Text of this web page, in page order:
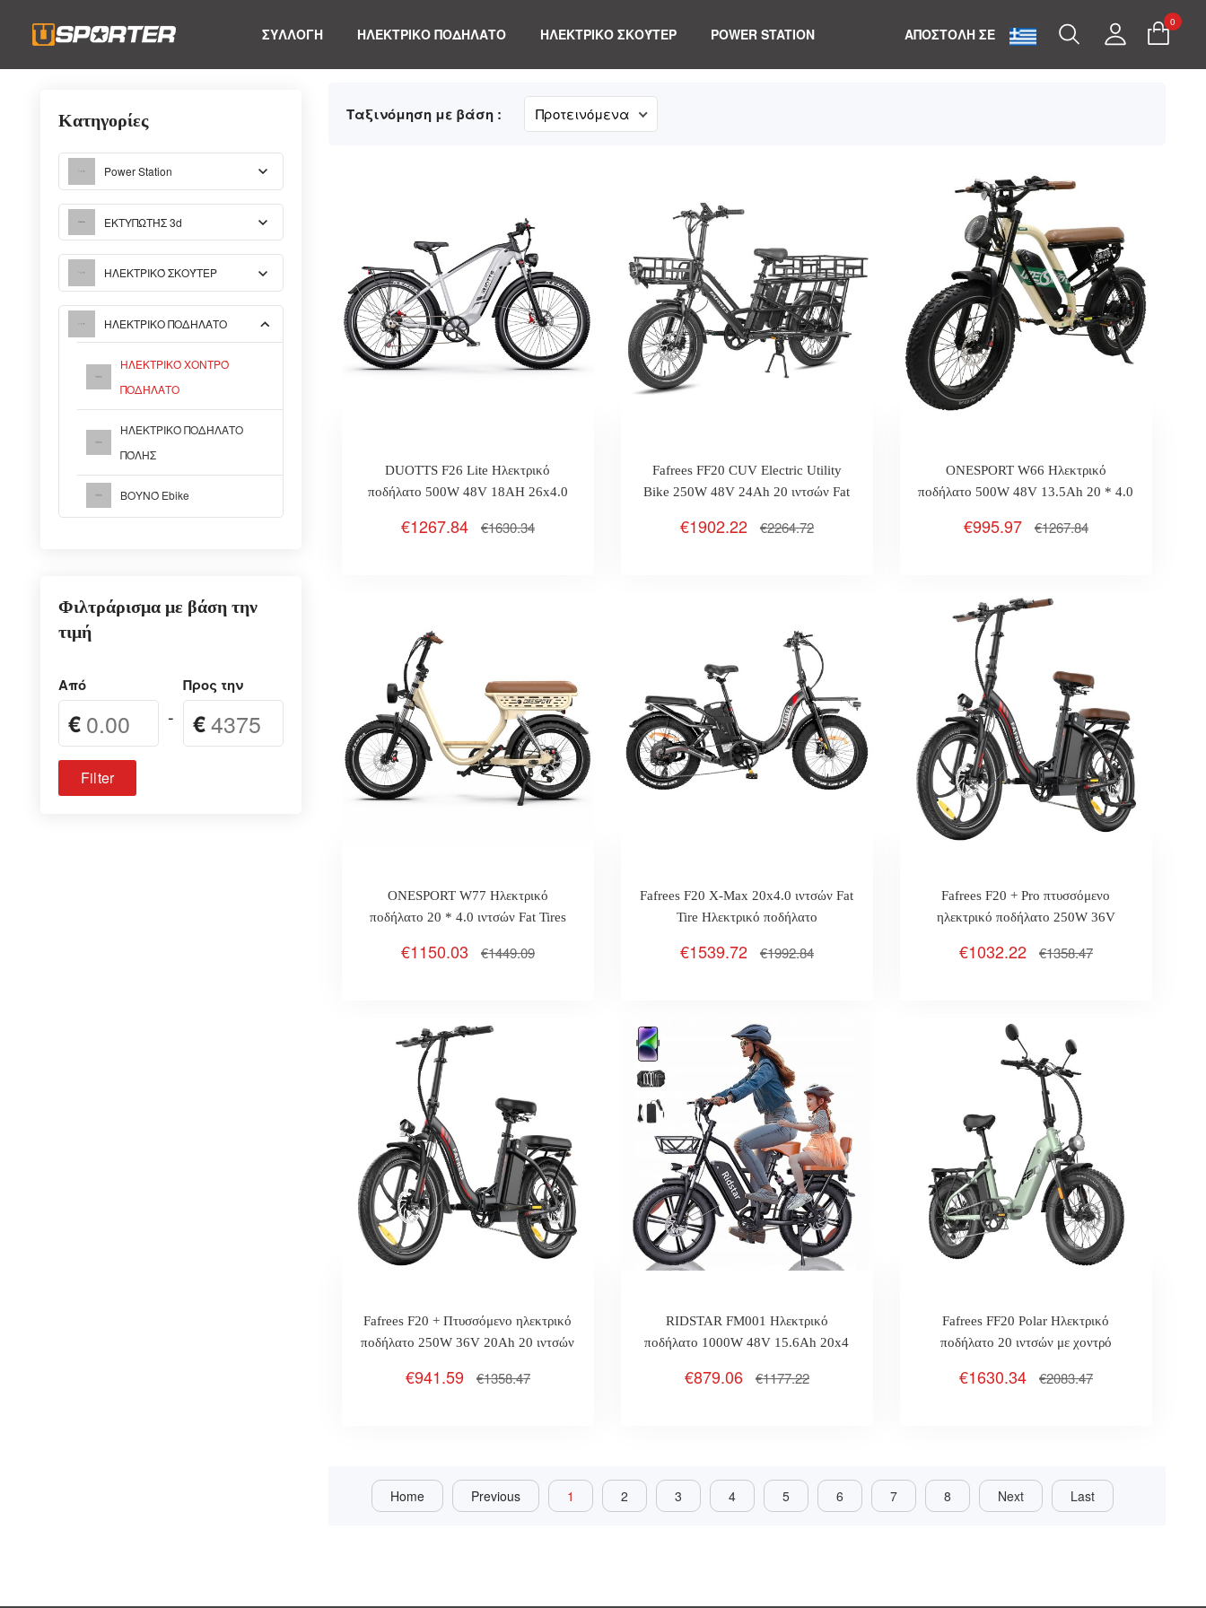
ΣΥΛΛΟΓΗ ΗΛΕΚΤΡΙΚΟ ΠΟΔΗΛΑΤΟ ΗΛΕΚΤΡΙΚΌ ΣΚΟΎΤΕΡ POWER STATION ΑΠΟΣΤΟΛΗ ΣΕ Search
Account
0
Κατηγορίες
Power Station
ΕΚΤΥΠΩΤΉΣ 3d
ΗΛΕΚΤΡΙΚΌ ΣΚΟΎΤΕΡ
ΗΛΕΚΤΡΙΚΟ ΠΟΔΗΛΑΤΟ
ΗΛΕΚΤΡΙΚΌ ΧΟΝΤΡΌ
ΠΟΔΉΛΑΤΟ
ΗΛΕΚΤΡΙΚΌ ΠΟΔΉΛΑΤΟ
ΠΌΛΗΣ
ΒΟΥΝΌ Ebike
Φιλτράρισμα με βάση την
τιμή
Από
€ -
Προς την
€
Filter
Ταξινόμηση με βάση :
DUOTTS F26 Lite Ηλεκτρικό
ποδήλατο 500W 48V 18AH 26x4.0
δισκόφρενο Max 25km / H 90km
€1267.84 €1630.34
Fafrees FF20 CUV Electric Utility
Bike 250W 48V 24Ah 20 ιντσών Fat
€1902.22 €2264.72
ONESPORT W66 Ηλεκτρικό
ποδήλατο 500W 48V 13.5Ah 20 * 4.0
100km
€995.97 €1267.84
ONESPORT W77 Ηλεκτρικό
ποδήλατο 20 * 4.0 ιντσών Fat Tires
90KM Φρένο λαδιού Πλήρης
€1150.03 €1449.09
Fafrees F20 X-Max 20x4.0 ιντσών Fat
Tire Ηλεκτρικό ποδήλατο
€1539.72 €1992.84
Fafrees F20 + Pro πτυσσόμενο
ηλεκτρικό ποδήλατο 250W 36V
25km / H 100km
€1032.22 €1358.47
Fafrees F20 + Πτυσσόμενο ηλεκτρικό
ποδήλατο 250W 36V 20Ah 20 ιντσών
€941.59 €1358.47
RIDSTAR FM001 Ηλεκτρικό
ποδήλατο 1000W 48V 15.6Ah 20x4
Επιπλέον κάθισμα
€879.06 €1177.22
Fafrees FF20 Polar Ηλεκτρικό
ποδήλατο 20 ιντσών με χοντρό
διπλές μπαταρίες Max 45km / H
€1630.34 €2083.47
Home Previous 1 2 3 4 5 6 7 8 Next Last